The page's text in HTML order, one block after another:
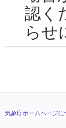
認く
らせ
気象庁ホームページに